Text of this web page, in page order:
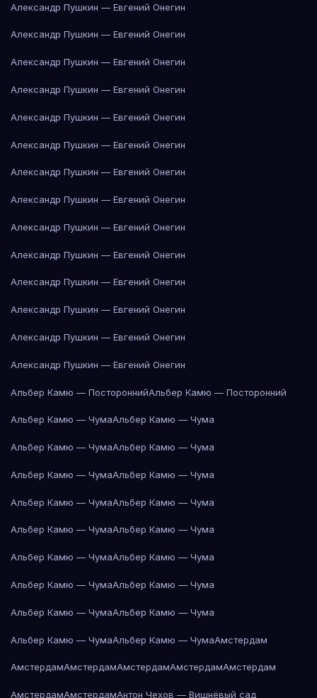
Александр Пушкин — Евгений Онегин
Александр Пушкин — Евгений Онегин
Александр Пушкин — Евгений Онегин
Александр Пушкин — Евгений Онегин
Александр Пушкин — Евгений Онегин
Александр Пушкин — Евгений Онегин
Александр Пушкин — Евгений Онегин
Александр Пушкин — Евгений Онегин
Александр Пушкин — Евгений Онегин
Александр Пушкин — Евгений Онегин
Александр Пушкин — Евгений Онегин
Александр Пушкин — Евгений Онегин
Александр Пушкин — Евгений Онегин
Александр Пушкин — Евгений Онегин
Альбер Камю — ПостороннийАльбер Камю — Посторонний
Альбер Камю — ЧумаАльбер Камю — Чума
Альбер Камю — ЧумаАльбер Камю — Чума
Альбер Камю — ЧумаАльбер Камю — Чума
Альбер Камю — ЧумаАльбер Камю — Чума
Альбер Камю — ЧумаАльбер Камю — Чума
Альбер Камю — ЧумаАльбер Камю — Чума
Альбер Камю — ЧумаАльбер Камю — Чума
Альбер Камю — ЧумаАльбер Камю — Чума
Альбер Камю — ЧумаАльбер Камю — ЧумаАмстердам
АмстердамАмстердамАмстердамАмстердамАмстердам
АмстердамАмстердамАнтон Чехов — Вишнёвый сад